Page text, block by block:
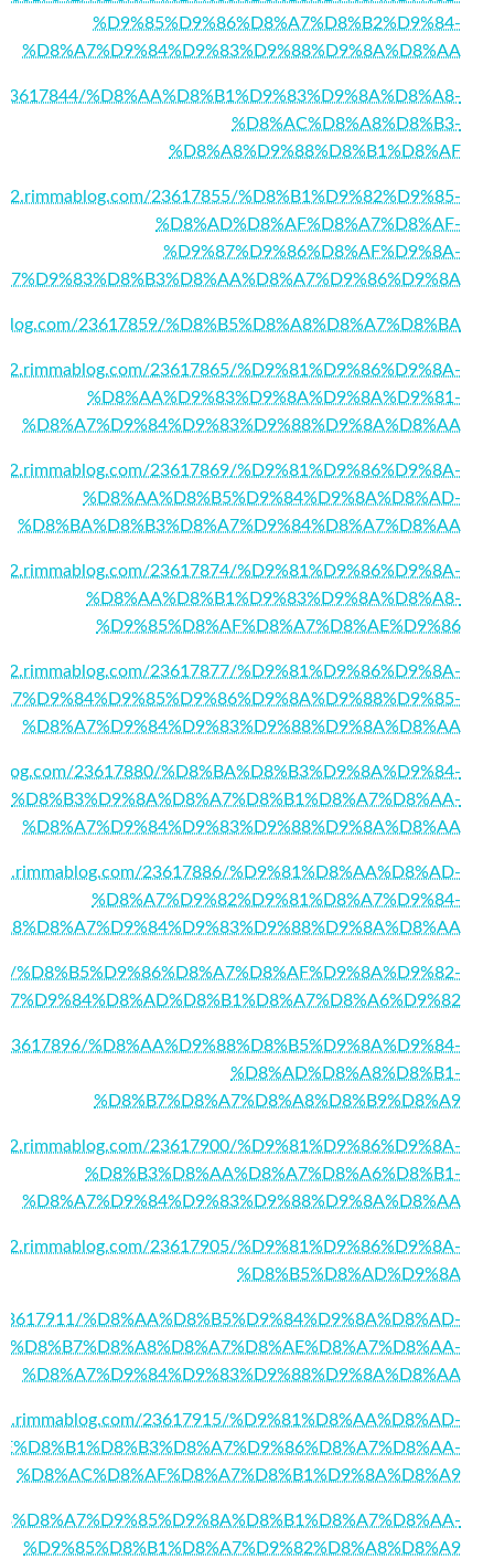
%D9%85%D9%86%D8%A7%D8%B2%D9%84-
%D8%A7%D9%84%D9%83%D9%88%D9%8A%D8%AA
%D8%AA%D8%B1%D9%83%D9%8A%D8%A8-
%D8%AC%D8%A8%D8%B3-
%D8%A8%D9%88%D8%B1%D8%AF
23617855/%D8%B1%D9%82%D9%85-
%D8%AD%D8%AF%D8%A7%D8%AF-
%D9%87%D9%86%D8%AF%D9%8A-
23617859/%D8%B5%D8%A8%D8%A7%D8%BA
23617865/%D9%81%D9%86%D9%8A-
%D8%AA%D9%83%D9%8A%D9%8A%D9%81-
%D8%A7%D9%84%D9%83%D9%88%D9%8A%D8%AA
23617869/%D9%81%D9%86%D9%8A-
%D8%AA%D8%B5%D9%84%D9%8A%D8%AD-
%D8%BA%D8%B3%D8%A7%D9%84%D8%A7%D8%AA
23617874/%D9%81%D9%86%D9%8A-
%D8%AA%D8%B1%D9%83%D9%8A%D8%A8-
%D9%85%D8%AF%D8%A7%D8%AE%D9%86
23617877/%D9%81%D9%86%D9%8A-
%D8%A7%D9%84%D9%83%D9%88%D9%8A%D8%AA
23617880/%D8%BA%D8%B3%D9%8A%D9%84-
%D8%B3%D9%8A%D8%A7%D8%B1%D8%A7%D8%AA-
%D8%A7%D9%84%D9%83%D9%88%D9%8A%D8%AA
23617886/%D9%81%D8%AA%D8%AD-
%D8%A7%D9%82%D9%81%D8%A7%D9%84-
%D8%AA%D9%88%D8%B5%D9%8A%D9%84-
%D8%AD%D8%A8%D8%B1-
%D8%B7%D8%A7%D8%A8%D8%B9%D8%A9
23617900/%D9%81%D9%86%D9%8A-
%D8%B3%D8%AA%D8%A7%D8%A6%D8%B1-
%D8%A7%D9%84%D9%83%D9%88%D9%8A%D8%AA
23617905/%D9%81%D9%86%D9%8A-
%D8%B5%D8%AD%D9%8A
%D8%AA%D8%B5%D9%84%D9%8A%D8%AD-
%D8%B7%D8%A8%D8%A7%D8%AE%D8%A7%D8%AA-
%D8%A7%D9%84%D9%83%D9%88%D9%8A%D8%AA
23617915/%D9%81%D8%AA%D8%AD-
%D8%AC%D8%AF%D8%A7%D8%B1%D9%8A%D8%A9
%D9%85%D8%B1%D8%A7%D9%82%D8%A8%D8%A9